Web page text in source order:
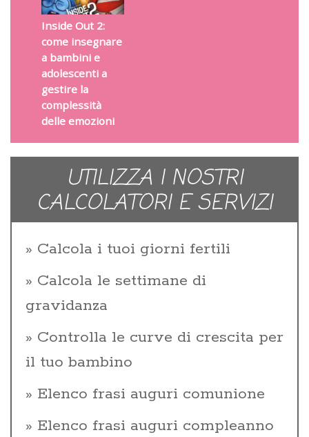
Inside Out 2:
come insegnare
a bambini e
adolescenti a
gestire la
complessità
delle emozioni
UTILIZZA I NOSTRI
CALCOLATORI E SERVIZI
Calcola i tuoi giorni fertili
Calcola le settimane di
gravidanza
Controlla le curve di crescita per
il tuo bambino
Elenco frasi auguri comunione
Elenco frasi auguri compleanno